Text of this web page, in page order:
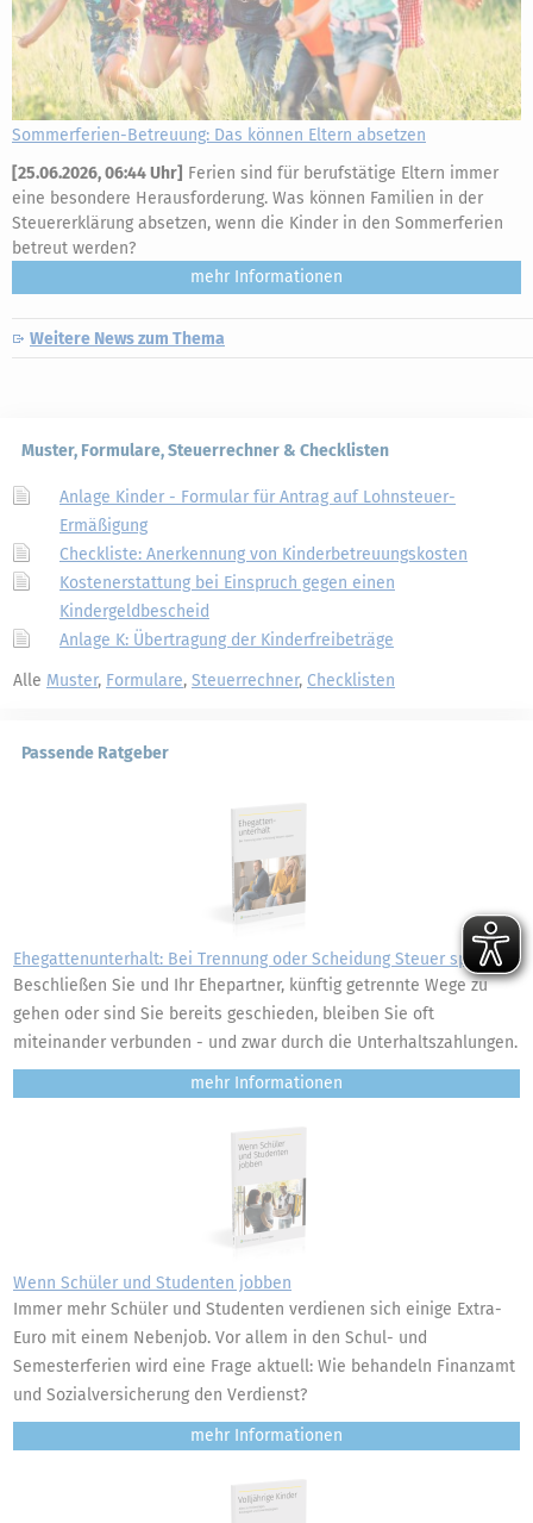
Sommerferien-Betreuung: Das können Eltern absetzen
[25.06.2026, 06:44 Uhr] Ferien sind für berufstätige Eltern immer
eine besondere Herausforderung. Was können Familien in der
Steuererklärung absetzen, wenn die Kinder in den Sommerferien
betreut werden?
mehr
Weitere News zum Thema
Muster, Formulare, Steuerrechner & Checklisten
Anlage Kinder - Formular für Antrag auf Lohnsteuer-
Ermäßigung
Checkliste: Anerkennung von Kinderbetreuungskosten
Kostenerstattung bei Einspruch gegen einen
Kindergeldbescheid
Anlage K: Übertragung der Kinderfreibeträge
Alle Muster, Formulare, Steuerrechner, Checklisten
Passende Ratgeber
Ehegattenunterhalt: Bei Trennung oder Scheidung Steuer sparen
Beschließen Sie und Ihr Ehepartner, künftig getrennte Wege zu
gehen oder sind Sie bereits geschieden, bleiben Sie oft
miteinander verbunden - und zwar durch die Unterhaltszahlungen.
mehr
Wenn Schüler und Studenten jobben
Immer mehr Schüler und Studenten verdienen sich einige Extra-
Euro mit einem Nebenjob. Vor allem in den Schul- und
Semesterferien wird eine Frage aktuell: Wie behandeln Finanzamt
und Sozialversicherung den Verdienst?
mehr